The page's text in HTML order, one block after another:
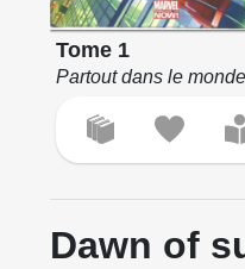
Tome 1
Partout dans le monde
Dawn of